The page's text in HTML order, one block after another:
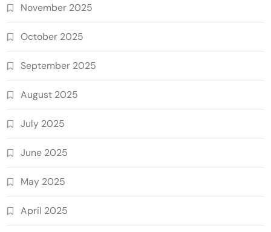
November 2025
October 2025
September 2025
August 2025
July 2025
June 2025
May 2025
April 2025